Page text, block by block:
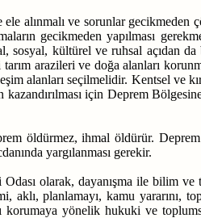
alınmalı ve sorunlar gecikmeden
gecikmeden yapılması
sosyal, kültürel ve ruhsal açıdan
arazileri ve doğa alanları
alanları seçilmelidir. Kentsel ve
için Deprem
öldürmez, ihmal öldürür.
yargılanması gerekir.
olarak, dayanışma ile bilim
planlamayı, kamu yararını,
korumaya yönelik hukuki ve